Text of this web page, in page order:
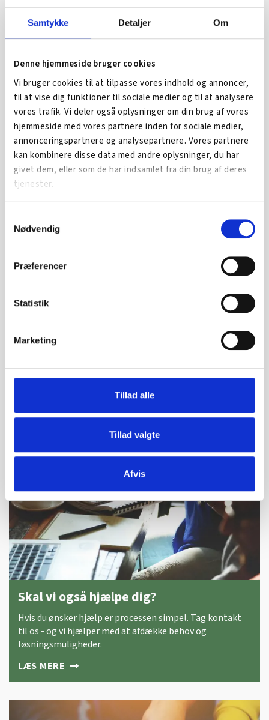
Samtykke Detaljer Om
Denne hjemmeside bruger cookies
Vi bruger cookies til at tilpasse vores indhold og annoncer,
til at vise dig funktioner til sociale medier og til at analysere
vores trafik. Vi deler også oplysninger om din brug af vores
hjemmeside med vores partnere inden for sociale medier,
annonceringspartnere og analysepartnere. Vores partnere
kan kombinere disse data med andre oplysninger, du har
givet dem, eller som de har indsamlet fra din brug af deres
tjenester.
Nødvendig
Præferencer
Statistik
Marketing
Tillad alle
Tillad valgte
Afvis
Tlf. 6550 1054
Mail:kurser@sdu.dk
Har du spørgsmål?
Så kontakt ArbejdskraftAlliancens lokale partnere i
Faxe:
Faglig koordinator for virksomhedsserviceKristen
Olesenfra Faxe Kommune.
Tlf. 5620 3653
Tlf. 6137 9423
Skal vi også hjælpe dig?
Hvis du ønsker hjælp er processen simpel. Tag kontakt
til os - og vi hjælper med at afdække behov og
løsningsmuligheder.
LÆS MERE